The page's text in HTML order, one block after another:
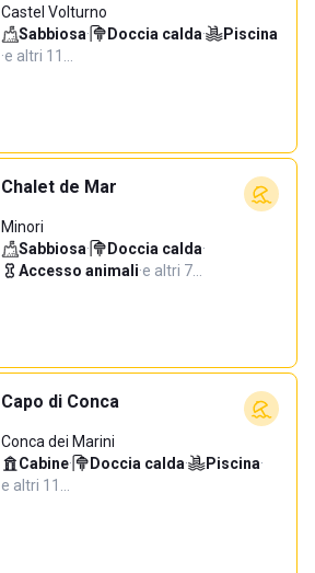
Castel Volturno
Sabbiosa· Doccia calda·
Piscina
·e altri 11…
Chalet de Mar
Minori
Sabbiosa· Doccia calda·
Accesso animali·e altri 7…
Capo di Conca
Conca dei Marini
Cabine· Doccia calda· Piscina·
e altri 11…